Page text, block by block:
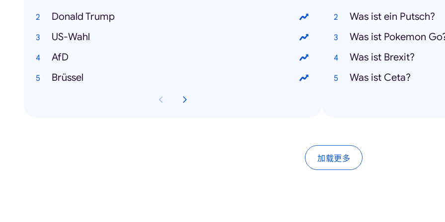
Donald Trump
US-Wahl
AfD
Brüssel
Was ist ein Putsch?
Was ist Pokemon
Was ist Brexit?
Was ist Ceta?
加载更多